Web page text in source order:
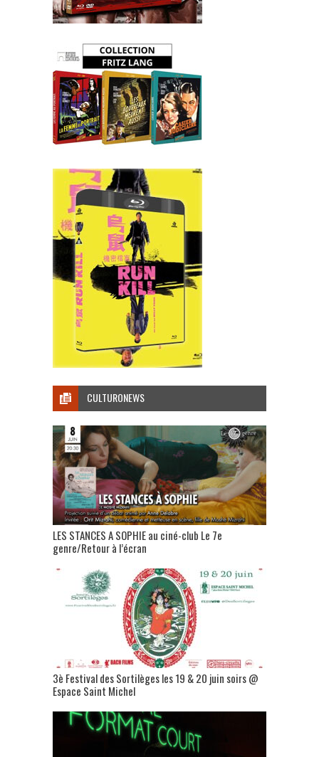
CULTURONEWS
LES STANCES A SOPHIE au ciné-club Le 7e
genre/Retour à l’écran
3è Festival des Sortilèges les 19 & 20 juin soirs @
Espace Saint Michel